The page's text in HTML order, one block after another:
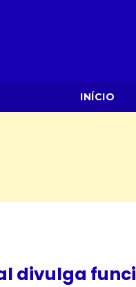
INÍCIO
divulga